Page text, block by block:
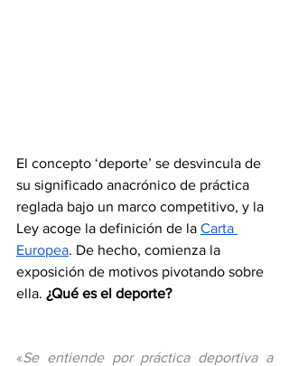
El concepto ‘deporte’ se desvincula de
su significado anacrónico de práctica
reglada bajo un marco competitivo, y la
Ley acoge la definición de la Carta
Europea. De hecho, comienza la
exposición de motivos pivotando sobre
ella. ¿Qué es el deporte?
«Se entiende por práctica deportiva a